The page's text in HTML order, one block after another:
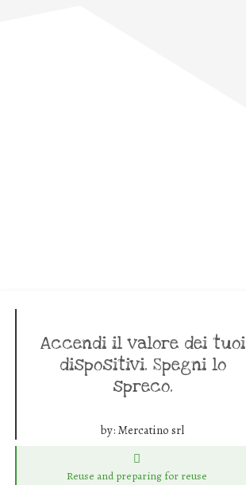
Accendi il valore dei tuoi
dispositivi. Spegni lo
spreco.
by: Mercatino srl
Reuse and preparing for reuse